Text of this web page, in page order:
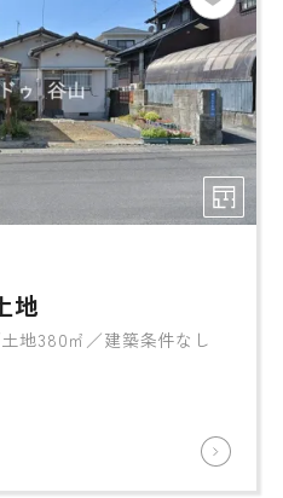
地
地380㎡／建築条件なし